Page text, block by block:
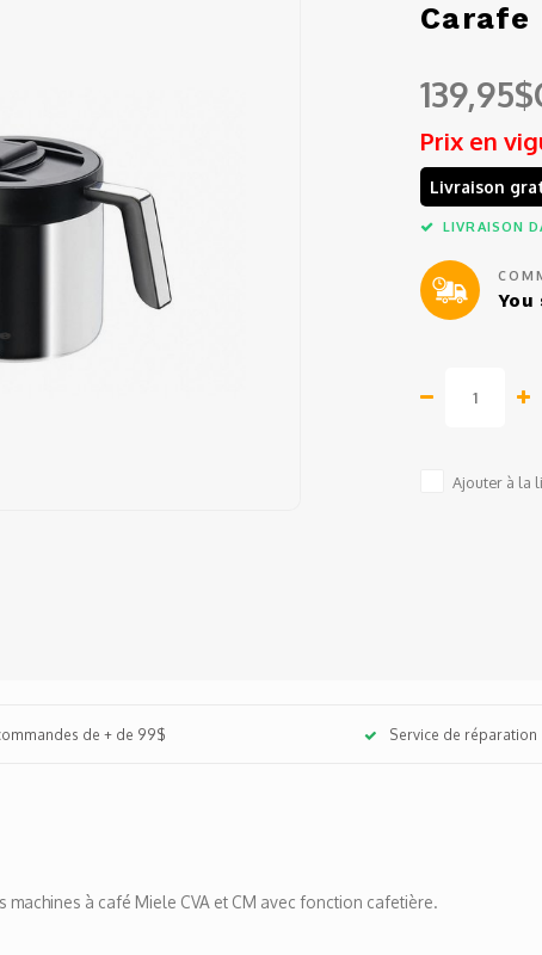
Carafe
Prix en
Livraison
LIVRAISON
Ajouter à la
de + de 99$ Service de réparation
machines à café Miele CVA et CM avec fonction cafetière.